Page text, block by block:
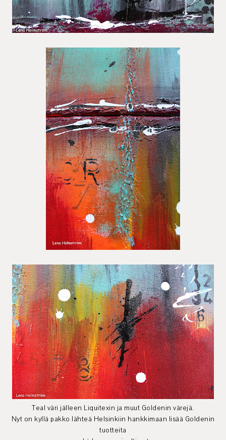
Teal väri jälleen Liquitexin ja muut Goldenin värejä.
Nyt on kyllä pakko lähteä Helsinkiin hankkimaan lisää Goldenin
tuotteita